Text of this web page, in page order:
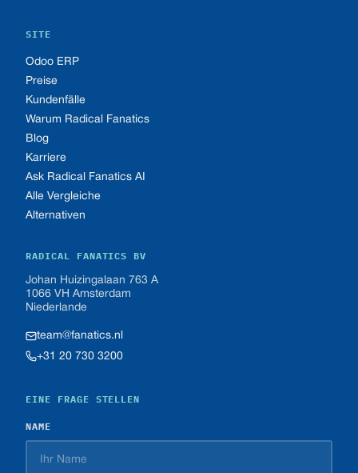
SITE
Odoo ERP
Preise
Kundenfälle
Warum Radical Fanatics
Blog
Karriere
Ask Radical Fanatics AI
Alle Vergleiche
Alternativen
RADICAL FANATICS BV
Johan Huizingalaan 763 A
1066 VH Amsterdam
Niederlande
team@fanatics.nl
+31 20 730 3200
EINE FRAGE STELLEN
NAME